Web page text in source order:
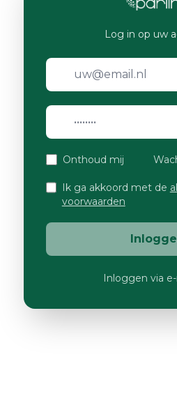
Log in op uw
Onthoud mij
Ik ga akkoord met de
voorwaarden
Inloggen via